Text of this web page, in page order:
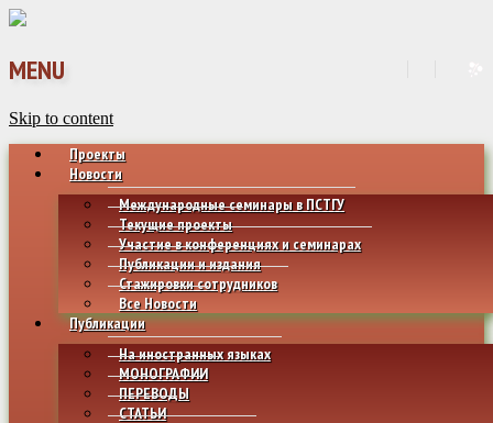
MENU
Skip to content
Проекты
Новости
Международные семинары в ПСТГУ
Текущие проекты
Участие в конференциях и семинарах
Публикации и издания
Стажировки сотрудников
Все Новости
Публикации
На иностранных языках
МОНОГРАФИИ
ПЕРЕВОДЫ
СТАТЬИ